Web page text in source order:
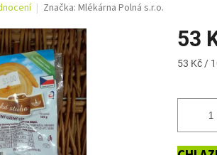
Značka: Mlékárna Polná s.r.o.
53
Měrná
53 Kč /